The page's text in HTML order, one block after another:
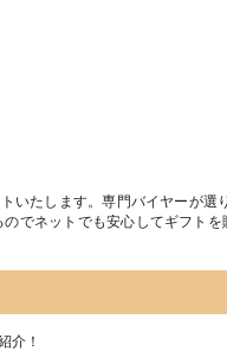
いたします。専門バイヤーが選
でネットでも安心してギフトを
介！